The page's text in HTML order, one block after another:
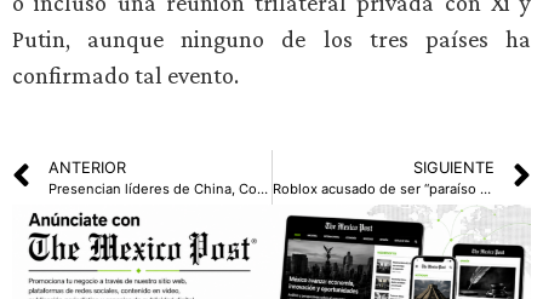
Putin, aunque ninguno de los tres países ha
confirmado tal evento.
ANTERIOR
Presencian líderes de China, Corea del Norte y Rusia desfile militar chino
SIGUIENTE
Roblox acusado de ser “paraíso de pedófilos”